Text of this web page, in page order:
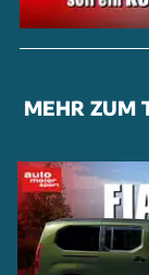
MEHR ZUM